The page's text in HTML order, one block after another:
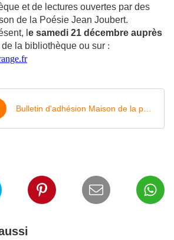
et de lectures ouvertes par des
de la Poésie Jean Joubert.
l e samedi 21 décembre auprès
de la bibliothèque ou sur :